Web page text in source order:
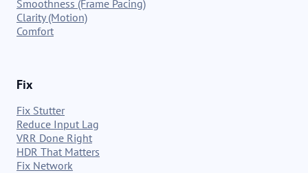
Smoothness (Frame Pacing)
Clarity (Motion)
Comfort
Fix
Fix Stutter
Reduce Input Lag
VRR Done Right
HDR That Matters
Fix Network